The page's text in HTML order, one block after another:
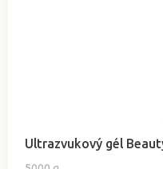
Ultrazvukový gél
hodnocení
produktu